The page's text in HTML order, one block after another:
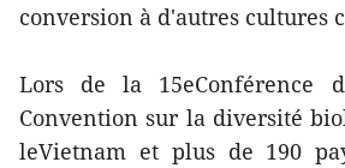
conversion à d'autres cultures
Lors de la 15eConférence
Convention sur la diversité
leVietnam et plus de 190